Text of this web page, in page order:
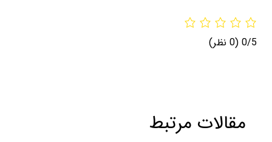
0/5 (0 نظر)
مقالات مرتبط